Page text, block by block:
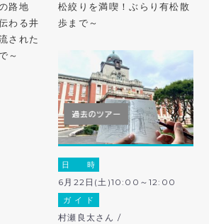
路地
わる井
された
～
松絞りを満喫！ぶらり有松散
歩まで～
日 時
6月22日(土)10:00～12:00
ガ イ ド
村瀬良太さん /